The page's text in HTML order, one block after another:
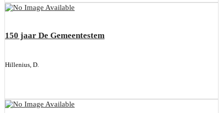
150 jaar De Gemeentestem
Hillenius, D.